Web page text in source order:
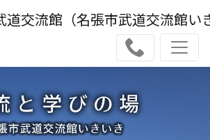
道交流館（名張市武道交流館い